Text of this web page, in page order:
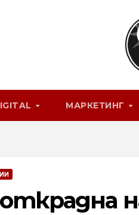
МАРКЕТИНГ